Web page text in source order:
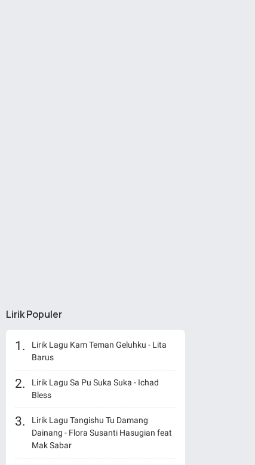
Lirik Populer
Lirik Lagu Kam Teman Geluhku - Lita
Barus
Lirik Lagu Sa Pu Suka Suka - Ichad
Bless
Lirik Lagu Tangishu Tu Damang
Dainang - Flora Susanti Hasugian feat
Mak Sabar